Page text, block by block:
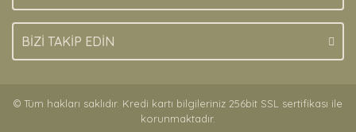
BİZİ TAKİP EDİN
© Tüm hakları saklıdır. Kredi kartı bilgileriniz 256bit SSL sertifikası ile
korunmaktadır.